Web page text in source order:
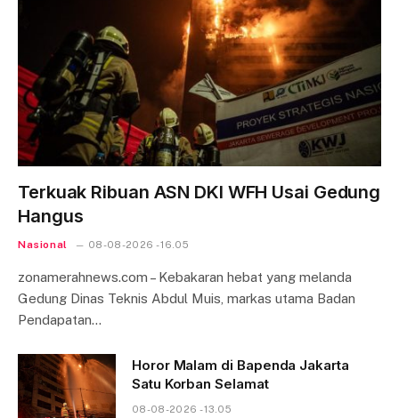
Terkuak Ribuan ASN DKI WFH Usai Gedung
Hangus
Nasional 08-08-2026 - 16.05
zonamerahnews.com – Kebakaran hebat yang melanda
Gedung Dinas Teknis Abdul Muis, markas utama Badan
Pendapatan…
Horor Malam di Bapenda Jakarta
Satu Korban Selamat
08-08-2026 - 13.05